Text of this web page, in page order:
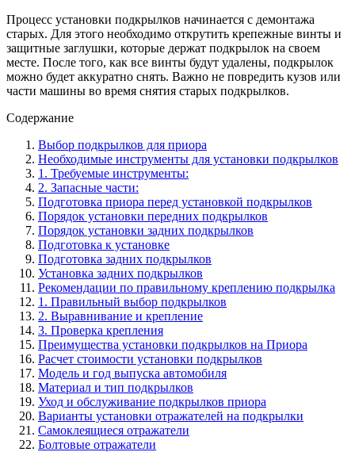
Процесс установки подкрылков начинается с демонтажа
старых. Для этого необходимо открутить крепежные винты и
защитные заглушки, которые держат подкрылок на своем
месте. После того, как все винты будут удалены, подкрылок
можно будет аккуратно снять. Важно не повредить кузов или
части машины во время снятия старых подкрылков.
Содержание
Выбор подкрылков для приора
Необходимые инструменты для установки подкрылков
1. Требуемые инструменты:
2. Запасные части:
Подготовка приора перед установкой подкрылков
Порядок установки передних подкрылков
Порядок установки задних подкрылков
Подготовка к установке
Подготовка задних подкрылков
Установка задних подкрылков
Рекомендации по правильному креплению подкрылка
1. Правильный выбор подкрылков
2. Выравнивание и крепление
3. Проверка крепления
Преимущества установки подкрылков на Приора
Расчет стоимости установки подкрылков
Модель и год выпуска автомобиля
Материал и тип подкрылков
Уход и обслуживание подкрылков приора
Варианты установки отражателей на подкрылки
Самоклеящиеся отражатели
Болтовые отражатели